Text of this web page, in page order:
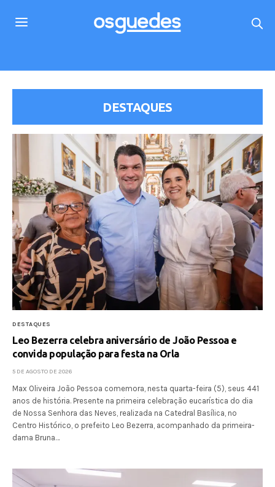
DESTAQUES
DESTAQUES
Leo Bezerra celebra aniversário de João Pessoa e
convida população para festa na Orla
5 DE AGOSTO DE 2026
Max Oliveira João Pessoa comemora, nesta quarta-feira (5), seus 441
anos de história. Presente na primeira celebração eucarística do dia
de Nossa Senhora das Neves, realizada na Catedral Basílica, no
Centro Histórico, o prefeito Leo Bezerra, acompanhado da primeira-
dama Bruna…